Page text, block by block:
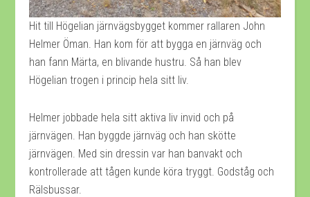
Hit till Högelian järnvägsbygget kommer rallaren John
Helmer Öman. Han kom för att bygga en järnväg och
han fann Märta, en blivande hustru. Så han blev
Högelian trogen i princip hela sitt liv.
Helmer jobbade hela sitt aktiva liv invid och på
järnvägen. Han byggde järnväg och han skötte
järnvägen. Med sin dressin var han banvakt och
kontrollerade att tågen kunde köra tryggt. Godståg och
Rälsbussar.